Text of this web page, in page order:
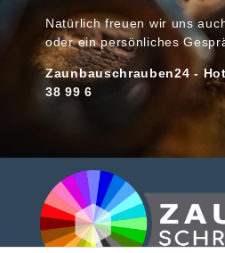
Natürlich freuen wir uns
oder ein persönliches
Zaunbauschrauben24 -
38 99 6